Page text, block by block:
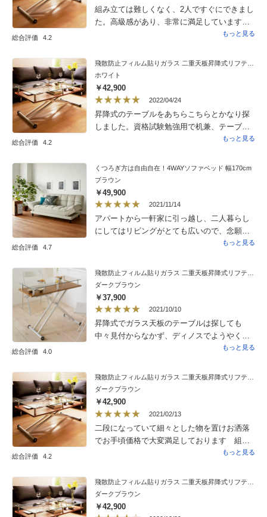
総合評価 4.2
組み立ては難しくなく、2人ですぐにできまし
た。高級感があり、非常に満足しています。
ガラス板なので、食器などを置く際に音がう
減できると思います。
もっと見る
総合評価 4.2
飛散防止フィルム貼りガラス 二重天板昇降式リフティングテーブル 幅120cm
ホワイト
￥42,900
2022/04/24
昇降式のテーブルをあちらこちらとかなり探
しました。資格試験勉強用で机兼、テーブル
兼、サイドテーブルとして使用しておりま
より見た目がおしゃれで高級感があります。
組み立ては重く女性一人では無理でした。
もっと見る
総合評価 4.7
くつろぎ方は自由自在！4WAYソファベッド 幅170cm
ブラウン
￥49,900
2021/11/14
アパートから一軒家に引っ越し、二人暮らし
にしてはリビングがとても広いので、念願の
ソファを置くことにしました。色々と悩んだ
し、背もたれのリクライニングや肘掛けのリ
クライニングができるこちらのソファベッド
に決めました。170cmを二人でゆったりと座
れ、座り心地も大満足です！高さもちょうど
良いので、立ち上がるのも楽です。注文して
良かったです！！
もっと見る
総合評価 4.0
ダークブラウン
￥37,900
2021/10/10
昇降式でガラス天板のテーブルは探しても
中々見付からなかず、ディノスでようやく出
会えました。金属の脚・木目板・ガラス天板
す。昇降式なので実用性もバッチリです。木
目の色合いは写真よりも暗い（濃い）ので、
ウォルナット材とのコーディネートが相性良
いと思います。組立は1人でも問題なく出来ま
したが、ガラス天板の組付は2人の方が楽だと
思います。組立説明書も分かりやすかったで
もっと見る
総合評価 4.2
飛散防止フィルム貼りガラス 二重天板昇降式リフティングテーブル 幅120cm
ダークブラウン
￥42,900
2021/02/13
二段になっていて細々とした物を置けお洒落
でお手頃価格で大変満足しております 組み
立ては簡単で15分以内で出来あがりました
もっと見る
ダークブラウン
￥42,900